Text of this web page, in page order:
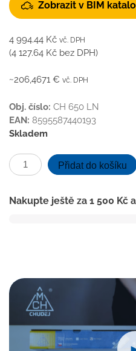
Zobrazit v BIM
4 994.44 Kč vč. DPH
(4 127.64 Kč bez DPH)
~206,4671 € vč. DPH
Obj. číslo: CH 650 LN
EAN: 8595587440193
Skladem
Podlahový
linear.
650
nerez.
rámečkem
množství
Přidat do košíku
Nakupte ještě za 1 500 Kč